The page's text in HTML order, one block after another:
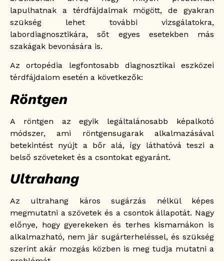
lapulhatnak a térdfájdalmak mögött, de gyakran
szükség lehet további vizsgálatokra,
labordiagnosztikára, sőt egyes esetekben más
szakágak bevonására is.
Az ortopédia legfontosabb diagnosztikai eszközei
térdfájdalom esetén a következők:
Röntgen
A röntgen az egyik legáltalánosabb képalkotó
módszer, ami röntgensugarak alkalmazásával
betekintést nyújt a bőr alá, így láthatóvá teszi a
belső szöveteket és a csontokat egyaránt.
Ultrahang
Az ultrahang káros sugárzás nélkül képes
megmutatni a szövetek és a csontok állapotát. Nagy
előnye, hogy gyerekeken és terhes kismamákon is
alkalmazható, nem jár sugárterheléssel, és szükség
szerint akár mozgás közben is meg tudja mutatni a